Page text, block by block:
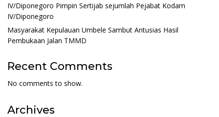
IV/Diponegoro Pimpin Sertijab sejumlah Pejabat Kodam
IV/Diponegoro
Masyarakat Kepulauan Umbele Sambut Antusias Hasil
Pembukaan Jalan TMMD
Recent Comments
No comments to show.
Archives